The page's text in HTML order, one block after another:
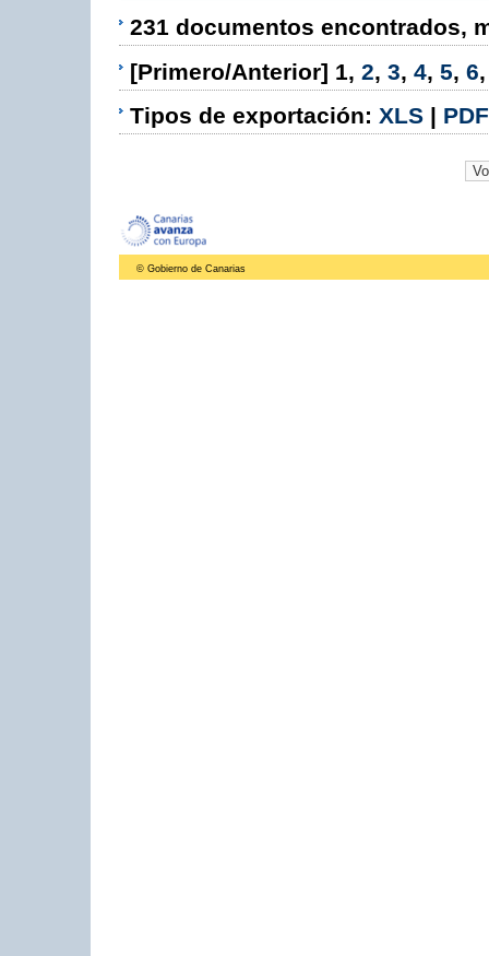
231 documentos encontrados,
[Primero/Anterior] 1, 2, 3, 4, 5, 6
Tipos de exportación: XLS | PDF
© Gobierno de Canarias